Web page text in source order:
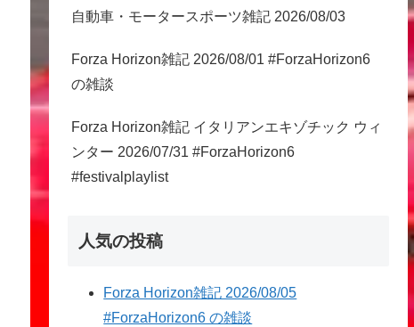
自動車・モータースポーツ雑記 2026/08/03
Forza Horizon雑記 2026/08/01 #ForzaHorizon6
の雑談
Forza Horizon雑記 イタリアンエキゾチック ウィ
ンター 2026/07/31 #ForzaHorizon6
#festivalplaylist
人気の投稿
Forza Horizon雑記 2026/08/05
#ForzaHorizon6 の雑談